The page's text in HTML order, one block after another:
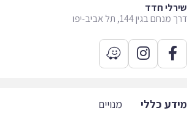
חדד
בגין 144, תל אביב-יפו
כללי מנויים